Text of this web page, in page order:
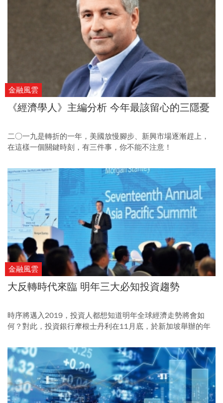
金融風雲
《經濟學人》主編分析 今年最該留心的三隱憂
二○一九是轉折的一年，美國放慢腳步、新興市場逐漸趕上，
在這樣一個關鍵時刻，有三件事，你不能不注意！
金融風雲
大反轉時代來臨 明年三大必知投資趨勢
時序將邁入2019，投資人都想知道明年全球經濟走勢將會如
何？對此，投資銀行摩根士丹利在11月底，於新加坡舉辦的年